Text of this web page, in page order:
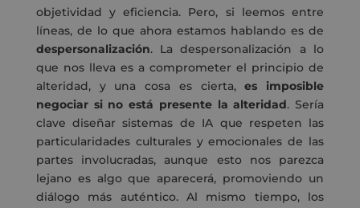
objetividad y eficiencia. Pero, si leemos entre
líneas, de lo que ahora estamos hablando es de
despersonalización. La despersonalización a lo
que nos lleva es a comprometer el principio de
alteridad, y una cosa es cierta,es imposible
negociar si no está presente la alteridad. Sería
clave diseñar sistemas de IA que respeten las
particularidades culturales y emocionales de las
partes involucradas, aunque esto nos parezca
lejano es algo que aparecerá, promoviendo un
diálogo más auténtico. Al mismo tiempo, los